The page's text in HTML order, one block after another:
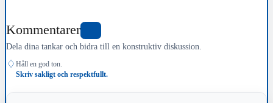
Kommentarer
Dela dina tankar och bidra till en konstruktiv diskussion.
♢ Håll en god ton.
Skriv sakligt och respektfullt.